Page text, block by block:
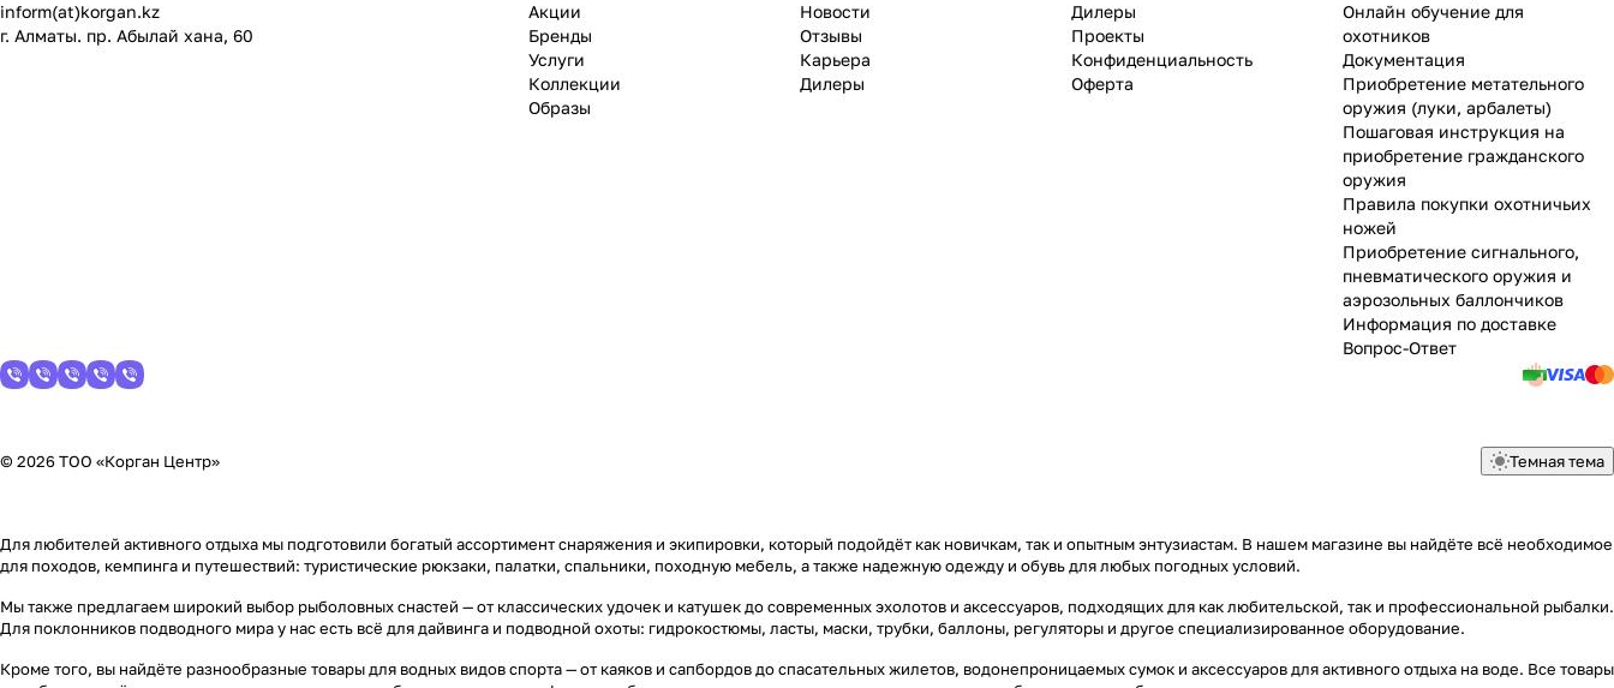
inform(at)korgan.kz
г. Алматы. пр. Абылай хана, 60
Акции
Бренды
Услуги
Коллекции
Образы
Новости
Отзывы
Карьера
Дилеры
Дилеры
Проекты
Конфиденциальность
Оферта
Онлайн обучение для
охотников
Документация
Приобретение метательного
оружия (луки, арбалеты)
Пошаговая инструкция на
приобретение гражданского
оружия
Правила покупки охотничьих
ножей
Приобретение сигнального,
пневматического оружия и
аэрозольных баллончиков
Информация по доставке
Вопрос-Ответ
© 2026 ТОО «Корган Центр» Темная тема
Для любителей активного отдыха мы подготовили богатый ассортимент снаряжения и экипировки, который подойдёт как новичкам, так и опытным энтузиастам. В нашем магазине вы найдёте всё необходимое
для походов, кемпинга и путешествий: туристические рюкзаки, палатки, спальники, походную мебель, а также надежную одежду и обувь для любых погодных условий.
Мы также предлагаем широкий выбор рыболовных снастей — от классических удочек и катушек до современных эхолотов и аксессуаров, подходящих для как любительской, так и профессиональной рыбалки.
Для поклонников подводного мира у нас есть всё для дайвинга и подводной охоты: гидрокостюмы, ласты, маски, трубки, баллоны, регуляторы и другое специализированное оборудование.
Кроме того, вы найдёте разнообразные товары для водных видов спорта — от каяков и сапбордов до спасательных жилетов, водонепроницаемых сумок и аксессуаров для активного отдыха на воде. Все товары